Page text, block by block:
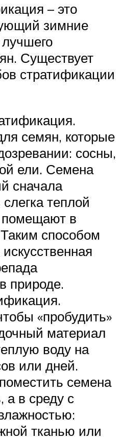
– это
зимние
Существует
стратификации
семян, которые
сосны,
ели. Семена
сначала
теплой
помещают в
способом
природе.
«пробудить»
материал
воду на
или дней.
семена
а в среду с
тканью или